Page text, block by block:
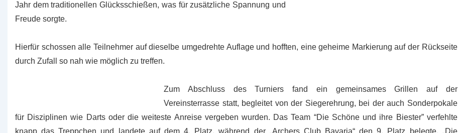
Jahr dem traditionellen Glücksschießen, was für zusätzliche Spannung und
Freude sorgte.
Hierfür schossen alle Teilnehmer auf dieselbe umgedrehte Auflage und hofften, eine geheime Markierung auf der Rückseite
durch Zufall so nah wie möglich zu treffen.
Zum Abschluss des Turniers fand ein gemeinsames Grillen auf der
Vereinsterrasse statt, begleitet von der Siegerehrung, bei der auch Sonderpokale
für Disziplinen wie Darts oder die weiteste Anreise vergeben wurden. Das Team “Die Schöne und ihre Biester” verfehlte
knapp das Treppchen und landete auf dem 4. Platz, während der „Archers Club Bavaria“ den 9. Platz belegte. „Die